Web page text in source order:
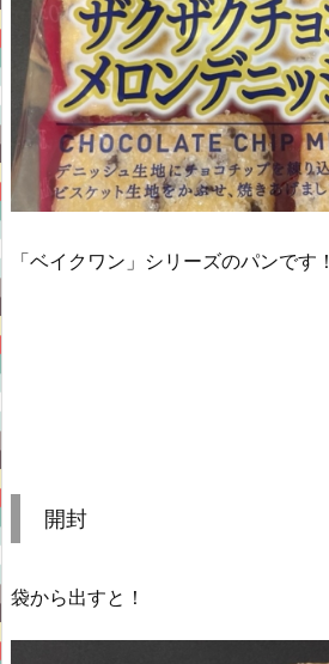
「ベイクワン」シリーズのパンです！
開封
袋から出すと！